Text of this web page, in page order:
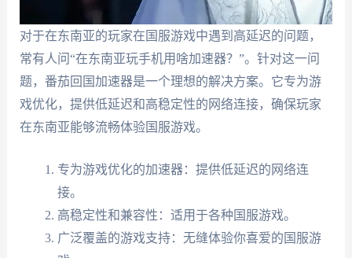
对于在东南亚的玩家在国服游戏中遇到高延迟的问题，
常有人问“在东南亚玩手机用啥加速器？”。针对这一问
题，番茄回国加速器是一个理想的解决方案。它专为游
戏优化，提供低延迟和高稳定性的网络连接，确保玩家
在东南亚能够流畅体验国服游戏。
专为游戏优化的加速器：提供低延迟的网络连
接。
高稳定性和兼容性：适用于各种国服游戏。
广泛覆盖的游戏支持：无缝体验你喜爱的国服游